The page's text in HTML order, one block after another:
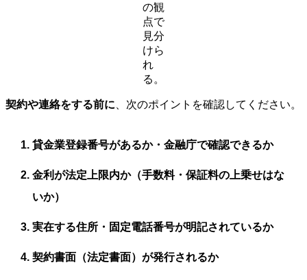
の観
点で
見分
けら
れ
る。
契約や連絡をする前に、次のポイントを確認してください。
貸金業登録番号があるか・金融庁で確認できるか
金利が法定上限内か（手数料・保証料の上乗せはな
いか）
実在する住所・固定電話番号が明記されているか
契約書面（法定書面）が発行されるか